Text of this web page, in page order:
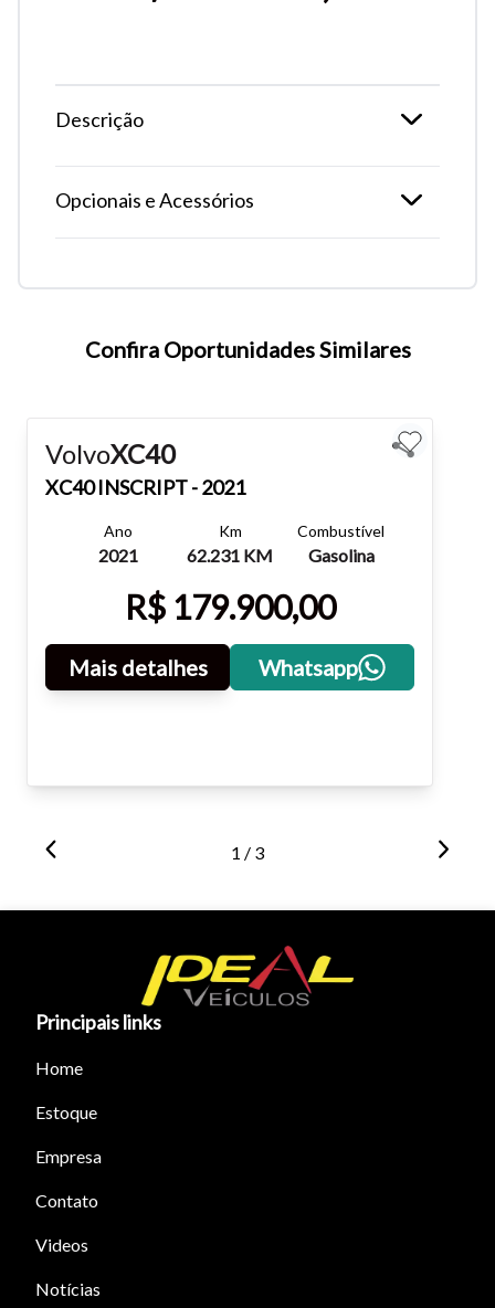
Tamanho do texto
atalhos Ctrl+ (para aumentar) e Ctrl- (para diminuir) no seu
Descrição
Opcionais e Acessórios
Confira Oportunidades Similares
VolvoXC40
XC40 INSCRIPT - 2021
Ano
2021
Km
62.231 KM
Combustível
Gasolina
R$ 179.900,00
Mais detalhes Whatsapp
1 / 3
Principais links
Home
Estoque
Empresa
Contato
Videos
Notícias